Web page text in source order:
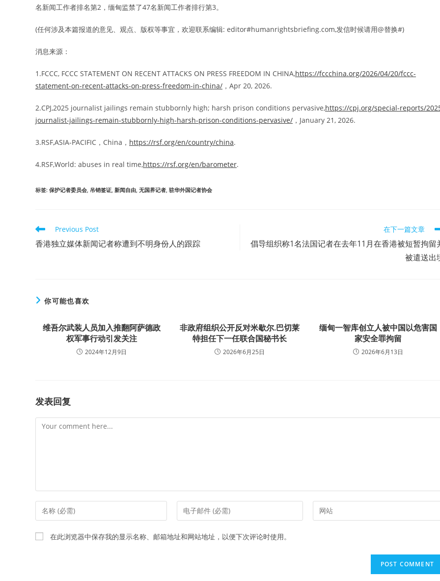
名新闻工作者排名第2，缅甸监禁了47名新闻工作者排行第3。
(任何涉及本篇报道的意见、观点、版权等事宜，欢迎联系编辑: editor#humanrightsbriefing.com,发信时候请用@替换#)
消息来源：
1.FCCC, FCCC STATEMENT ON RECENT ATTACKS ON PRESS FREEDOM IN CHINA,https://fccchina.org/2026/04/20/fccc-
statement-on-recent-attacks-on-press-freedom-in-china/ ，Apr 20, 2026.
2.CPJ,2025 journalist jailings remain stubbornly high; harsh prison conditions pervasive,https://cpj.org/special-reports/
journalist-jailings-remain-stubbornly-high-harsh-prison-conditions-pervasive/ ，January 21, 2026.
3.RSF,ASIA-PACIFIC，China， https://rsf.org/en/country/china.
4.RSF,World: abuses in real time,https://rsf.org/en/barometer.
标签: 保护记者委员会 吊销签证 新闻自由 无国界记者 驻华外国记者协会
Read
more
articles
Previous Post
香港独立媒体新闻记者称遭到不明身份人的跟踪
在下一篇文章
倡导组织称1名法国记者在去年11月在香港被短暂拘留
被遣送出
你可能也喜欢
维吾尔武装人员加入推翻阿萨德政
权军事行动引发关注
2024年12月9日
非政府组织公开反对米歇尔.巴切莱
特担任下一任联合国秘书长
2026年6月25日
缅甸一智库创立人被中国以危害国
家安全罪拘留
2026年6月13日
发表回复
Comment
Enter
your
name
or
Enter
your
address
Enter
your
在此浏览器中保存我的显示名称、邮箱地址和网站地址，以便下次评论时使用。